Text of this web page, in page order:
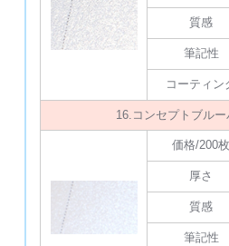
質感
筆記性
コーティン
16.コンセプトブル
価格/200枚
厚さ
質感
筆記性